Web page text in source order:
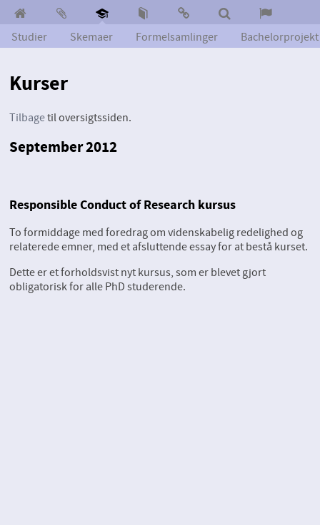
Studier Skemaer Formelsamlinger Bachelorprojekt
Kurser
Tilbagetil oversigtssiden.
September 2012
Responsible Conduct of Research kursus
To formiddage med foredrag om videnskabelig redelighed og
relaterede emner, med et afsluttende essay for at bestå kurset.
Dette er et forholdsvist nyt kursus, som er blevet gjort
obligatorisk for alle PhD studerende.